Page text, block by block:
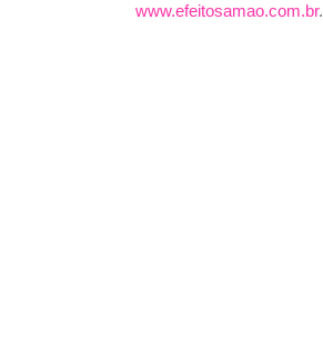
www.efeitosamao.com.br.